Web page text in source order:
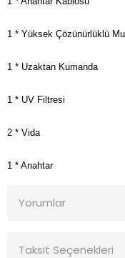
1 * Yüksek Çözünürlüklü
1 * Uzaktan Kumanda
1 * UV Filtresi
2 * Vida
1 * Anahtar
Yorumlar
Taksit Seçenekleri